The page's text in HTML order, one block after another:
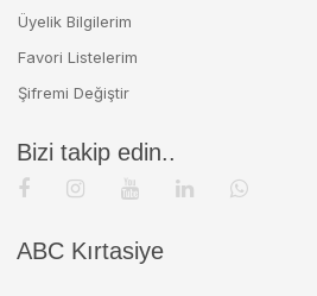
Üyelik Bilgilerim
Favori Listelerim
Şifremi Değiştir
Bizi takip edin..
ABC Kırtasiye